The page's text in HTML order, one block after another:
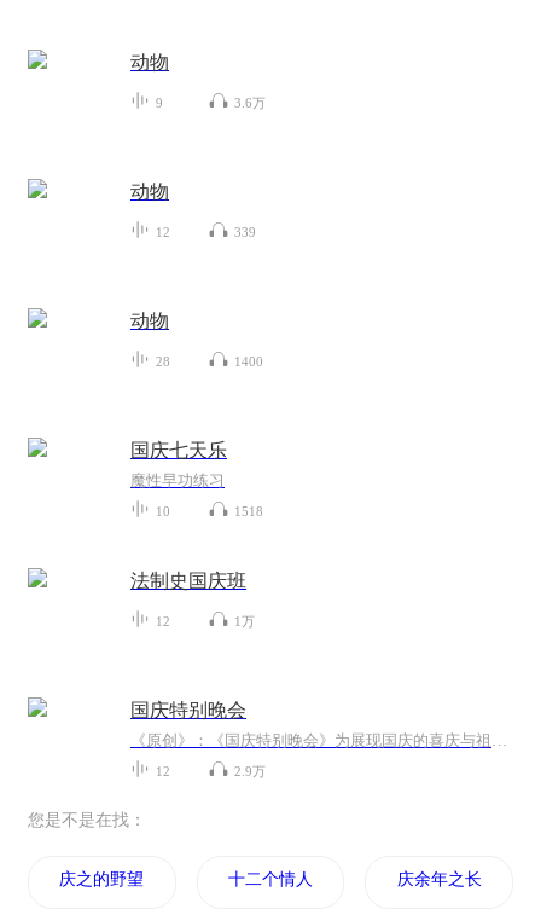
动物
9 3.6万
动物
12 339
动物
28 1400
国庆七天乐
魔性早功练习
10 1518
法制史国庆班
12 1万
国庆特别晚会
《原创》：《国庆特别晚会》为展现国庆的喜庆与祖国的深情我将以具体的场景切入从清晨升旗的庄严到街头巷尾的欢庆到历史与当下的交融，用优美的笔触传递对祖国的热爱与自豪！用诗歌和情感美文形式，歌颂祖国的繁荣富强，祝人民幸福安康！
12 2.9万
您是不是在找：
庆之的野望 十二个情人节 庆余年之长歌行